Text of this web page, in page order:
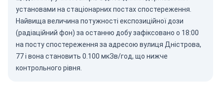
установами на стаціонарних постах спостереження.
Найвища величина потужності експозиційної дози
(радіаційний фон) за останню добу зафіксовано о 18:00
на посту спостереження за адресою вулиця Дністрова,
77 і вона становить 0.100 мкЗв/год, що нижче
контрольного рівня.